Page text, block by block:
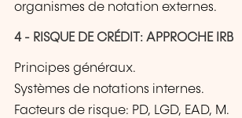
organismes de notation externes.
4 - RISQUE DE CRÉDIT: APPROCHE IRB
Principes généraux.
Systèmes de notations internes.
Facteurs de risque: PD, LGD, EAD, M.